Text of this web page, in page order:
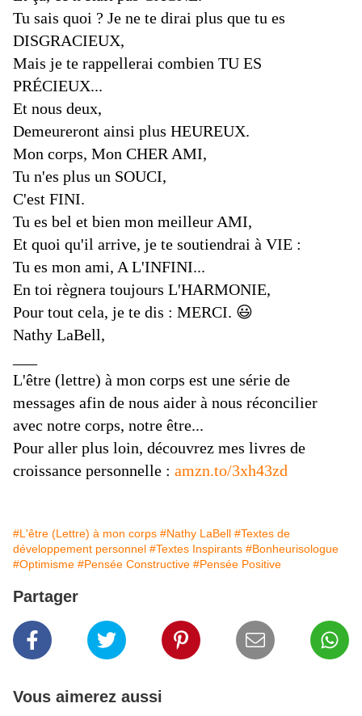
Tu sais quoi ? Je ne te dirai plus que tu es
DISGRACIEUX,
Mais je te rappellerai combien TU ES
PRÉCIEUX...
Et nous deux,
Demeureront ainsi plus HEUREUX.
Mon corps, Mon CHER AMI,
Tu n'es plus un SOUCI,
C'est FINI.
Tu es bel et bien mon meilleur AMI,
Et quoi qu'il arrive, je te soutiendrai à VIE :
Tu es mon ami, A L'INFINI...
En toi règnera toujours L'HARMONIE,
Pour tout cela, je te dis : MERCI. 😃
Nathy LaBell,
L'être (lettre) à mon corps est une série de
messages afin de nous aider à nous réconcilier
avec notre corps, notre être...
Pour aller plus loin, découvrez mes livres de
croissance personnelle : amzn.to/3xh43zd
#L'être (Lettre) à mon corps #Nathy LaBell #Textes de
développement personnel #Textes Inspirants #Bonheurisologue
#Optimisme #Pensée Constructive #Pensée Positive
Partager
Vous aimerez aussi